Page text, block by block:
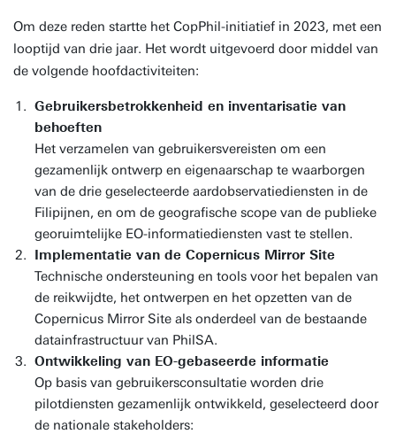
Om deze reden startte het CopPhil-initiatief in 2023, met een
looptijd van drie jaar. Het wordt uitgevoerd door middel van
de volgende hoofdactiviteiten:
Gebruikersbetrokkenheid en inventarisatie van
behoeften
Het verzamelen van gebruikersvereisten om een
gezamenlijk ontwerp en eigenaarschap te waarborgen
van de drie geselecteerde aardobservatiediensten in de
Filipijnen, en om de geografische scope van de publieke
georuimtelijke EO-informatiediensten vast te stellen.
Implementatie van de Copernicus Mirror Site
Technische ondersteuning en tools voor het bepalen van
de reikwijdte, het ontwerpen en het opzetten van de
Copernicus Mirror Site als onderdeel van de bestaande
datainfrastructuur van PhilSA.
Ontwikkeling van EO-gebaseerde informatie
Op basis van gebruikersconsultatie worden drie
pilotdiensten gezamenlijk ontwikkeld, geselecteerd door
de nationale stakeholders: